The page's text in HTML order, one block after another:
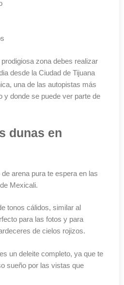
zona debes realizar
desde la Ciudad de Tijuana
una de las autopistas más
y donde se puede ver parte de
dunas en
arena pura te espera en las
de Mexicali.
tonos cálidos, similar al
para las fotos y para
de cielos rojizos.
un deleite completo, ya que te
sueño por las vistas que